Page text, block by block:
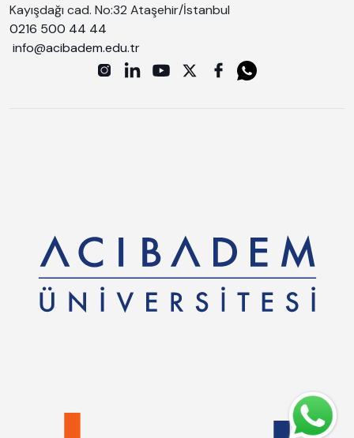
Kayışdağı cad. No:32 Ataşehir/İstanbul
0216 500 44 44
info@acibadem.edu.tr